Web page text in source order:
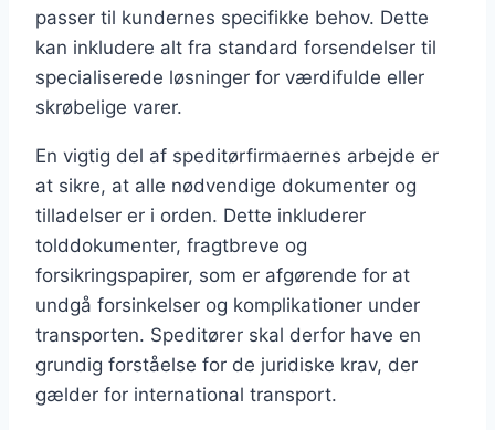
passer til kundernes specifikke behov. Dette
kan inkludere alt fra standard forsendelser til
specialiserede løsninger for værdifulde eller
skrøbelige varer.
En vigtig del af speditørfirmaernes arbejde er
at sikre, at alle nødvendige dokumenter og
tilladelser er i orden. Dette inkluderer
tolddokumenter, fragtbreve og
forsikringspapirer, som er afgørende for at
undgå forsinkelser og komplikationer under
transporten. Speditører skal derfor have en
grundig forståelse for de juridiske krav, der
gælder for international transport.